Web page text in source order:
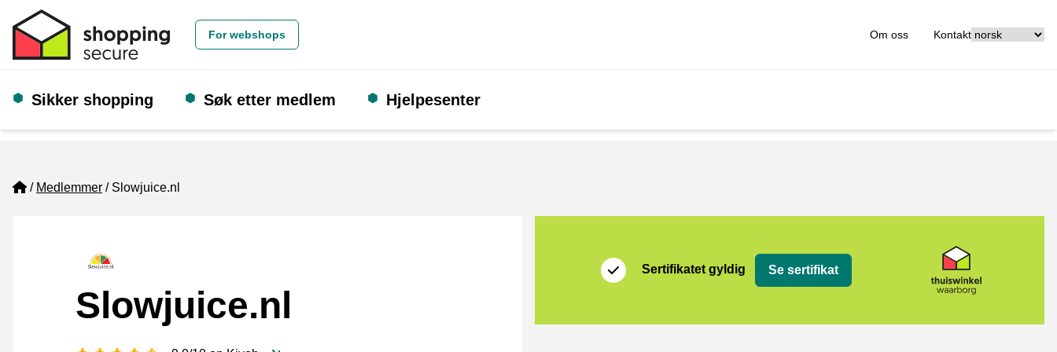
For webshops Om oss Kontakt
Sikker shopping Søk etter medlem Hjelpesenter
Home
Medlemmer Slowjuice.nl
Slowjuice.nl
Sertifikatet gyldig Se sertifikat